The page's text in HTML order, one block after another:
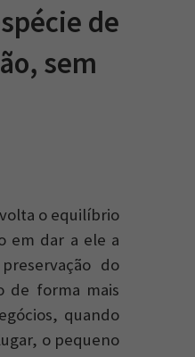
de
sem
o equilíbrio
em dar a ele a
do
de forma mais
quando
o pequeno